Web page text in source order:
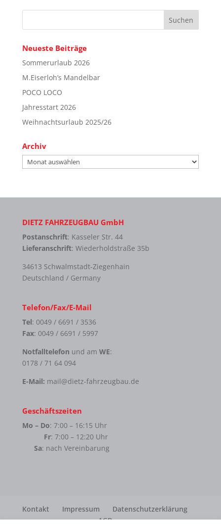
Neueste Beiträge
Sommerurlaub 2026
M.Eiserloh’s Mandelbar
POCO LOCO
Jahresstart 2026
Weihnachtsurlaub 2025/26
Archiv
Archiv
DIETZ FAHRZEUGBAU GmbH
Postanschrift: Kasseler Str. 44
Lieferanschrift: Wiederholdstraße 35b
34613 Schwalmstadt-Ziegenhain
Deutschland / Germany
Telefon/Fax/E-Mail
Tel: 0049 / 6691 / 3536
Fax: 0049 / 6691 / 5997
Notfalltelefon und am WE:
0178 / 71 64 094
E-Mail: mail@dietz-fahrzeugbau.de
Geschäftszeiten
Mo – Do: 7:00 – 16:15 Uhr
Fr: 7:00 – 12:20 Uhr
Sa: nach Vereinbarung
Kontakt Impressum
Datenschutzerklärung
AGB